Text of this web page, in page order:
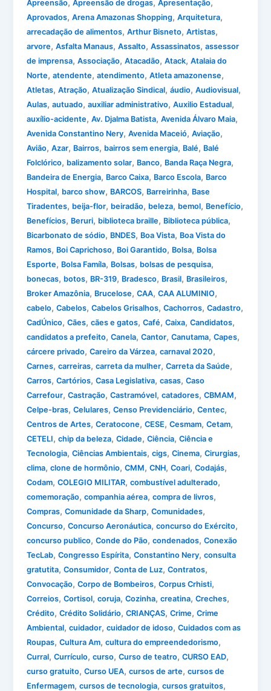
Apreensão,Apreensão de drogas,Apresentação,
Aprovados,Arena Amazonas Shopping,Arquitetura,
arrecadação de alimentos,Arthur Bisneto,Artistas,
arvore,Asfalta Manaus,Assalto,Assassinatos,assessor
de imprensa,Associação,Atacadão,Atack,Atalaia do
Norte,atendente,atendimento,Atleta amazonense,
Atletas,Atração,Atualização Sindical,áudio,Audiovisual,
Aulas,autuado,auxiliar administrativo,Auxilio Estadual,
auxílio-acidente,Av. Djalma Batista,Avenida Álvaro Maia,
Avenida Constantino Nery,Avenida Maceió,Aviação,
Avião,Azar, Bairros, bairros sem energia, Balé, Balé
Folclórico, balizamento solar, Banco, Banda Raça Negra,
Bandeira de Energia, Barco Caixa, Barco Escola, Barco
Hospital, barco show, BARCOS, Barreirinha, Base
Tiradentes, beija-flor, beiradão, beleza, bemol, Benefício,
Benefícios, Beruri, biblioteca braille, Biblioteca pública,
Bicarbonato de sódio, BNDES, Boa Vista, Boa Vista do
Ramos, Boi Caprichoso, Boi Garantido, Bolsa, Bolsa
Esporte, Bolsa Famíla, Bolsas, bolsas de pesquisa,
bonecas, botos, BR-319, Bradesco, Brasil, Brasileiros,
Broker Amazônia, Brucelose,CAA,CAA ALUMINIO,
cabelo,Cabelos,Cabelos Grisalhos,Cachorros,Cadastro,
CadÚnico,Cães,cães e gatos,Café,Caixa,Candidatos,
candidatos a prefeito,Canela,Cantor,Canutama,Capes,
cárcere privado,Careiro da Várzea,carnaval 2020,
Carnes,carreiras,carreta da mulher,Carreta da Saúde,
Carros,Cartórios,Casa Legislativa,casas,Caso
Carrefour,Castração,Castramóvel,catadores,CBMAM,
Celpe-bras,Celulares,Censo Previdenciário,Centec,
Centros de Artes,Ceratocone,CESE,Cesmam,Cetam,
CETELI,chip da beleza,Cidade,Ciência,Ciência e
Tecnologia,Ciências Ambientais,cigs,Cinema,Cirurgias,
clima,clone de hormônio,CMM,CNH,Coari,Codajás,
Codam,COLEGIO MILITAR,combustível adulterado,
comemoração,companhia aérea,compra de livros,
Compras,Comunidade da Sharp,Comunidades,
Concurso,Concurso Aeronáutica,concurso do Exército,
concurso publico,Conde do Pão,condenados,Conexão
TecLab,Congresso Espírita,Constantino Nery,consulta
gratutita,Consumidor,Conta de Luz,Contratos,
Convocação,Corpo de Bombeiros,Corpus Crhisti,
Correios,Cortisol,coruja,Cozinha,creatina,Creches,
Crédito,Crédito Solidário,CRIANÇAS,Crime,Crime
Ambiental,cuidador,cuidador de idoso,Cuidados com as
Roupas,Cultura Am,cultura do empreendedorismo,
Curral,Currículo,curso,Curso de teatro,CURSO EAD,
curso gratuito,Curso UEA,cursos de arte,cursos de
Enfermagem,cursos de tecnologia,cursos gratuitos,